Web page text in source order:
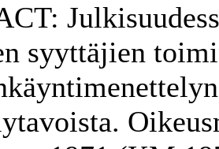
syyttäjien